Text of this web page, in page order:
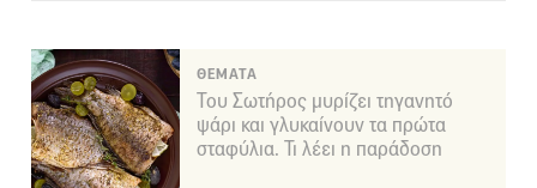
ΘΕΜΑΤΑ
Του Σωτήρος μυρίζει τηγανητό
ψάρι και γλυκαίνουν τα πρώτα
σταφύλια. Τι λέει η παράδοση